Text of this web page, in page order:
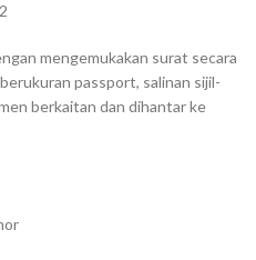
mengemukakan surat secara
passport, salinan sijil-
berkaitan dan dihantar ke